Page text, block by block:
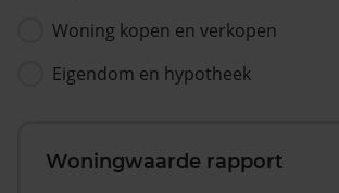
Woning kopen en verkopen
Eigendom en hypotheek
Woningwaarde rapport